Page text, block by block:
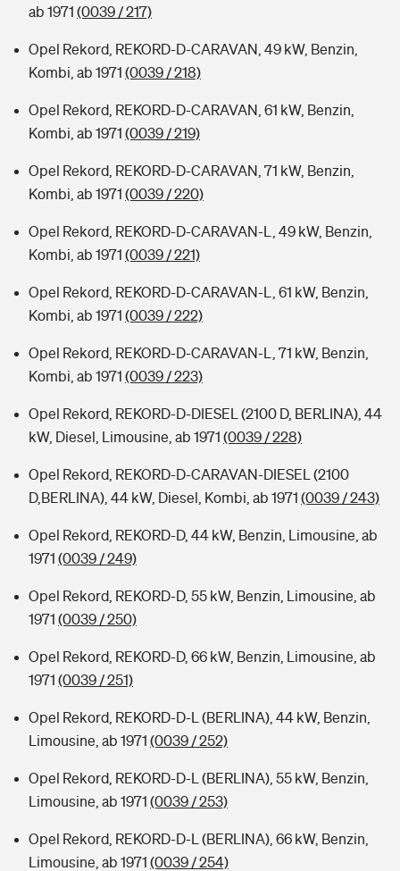
ab 1971 (0039 / 217)
Opel Rekord, REKORD-D-CARAVAN, 49 kW, Benzin,
Kombi, ab 1971 (0039 / 218)
Opel Rekord, REKORD-D-CARAVAN, 61 kW, Benzin,
Kombi, ab 1971 (0039 / 219)
Opel Rekord, REKORD-D-CARAVAN, 71 kW, Benzin,
Kombi, ab 1971 (0039 / 220)
Opel Rekord, REKORD-D-CARAVAN-L, 49 kW, Benzin,
Kombi, ab 1971 (0039 / 221)
Opel Rekord, REKORD-D-CARAVAN-L, 61 kW, Benzin,
Kombi, ab 1971 (0039 / 222)
Opel Rekord, REKORD-D-CARAVAN-L, 71 kW, Benzin,
Kombi, ab 1971 (0039 / 223)
Opel Rekord, REKORD-D-DIESEL (2100 D, BERLINA), 44
kW, Diesel, Limousine, ab 1971 (0039 / 228)
Opel Rekord, REKORD-D-CARAVAN-DIESEL (2100
D,BERLINA), 44 kW, Diesel, Kombi, ab 1971 (0039 / 243)
Opel Rekord, REKORD-D, 44 kW, Benzin, Limousine, ab
1971 (0039 / 249)
Opel Rekord, REKORD-D, 55 kW, Benzin, Limousine, ab
1971 (0039 / 250)
Opel Rekord, REKORD-D, 66 kW, Benzin, Limousine, ab
1971 (0039 / 251)
Opel Rekord, REKORD-D-L (BERLINA), 44 kW, Benzin,
Limousine, ab 1971 (0039 / 252)
Opel Rekord, REKORD-D-L (BERLINA), 55 kW, Benzin,
Limousine, ab 1971 (0039 / 253)
Opel Rekord, REKORD-D-L (BERLINA), 66 kW, Benzin,
Limousine, ab 1971 (0039 / 254)